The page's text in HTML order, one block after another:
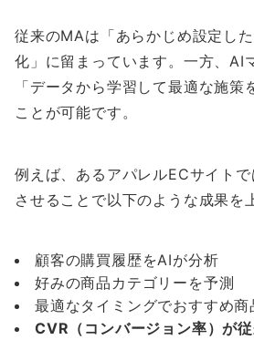
従来のMAは「あらかじめ設定し
化」に留まっています。一方、AI
「データから学習して最適な施策
ことが可能です。
例えば、あるアパレルECサイト
させることで以下のような成果を
顧客の購買履歴をAIが分析
好みの商品カテゴリーを予測
最適なタイミングでおすすめ
CVR（コンバージョン率）が